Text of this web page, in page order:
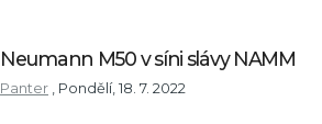
Neumann M50 v síni slávy NAMM
Panter , Pondělí, 18. 7. 2022